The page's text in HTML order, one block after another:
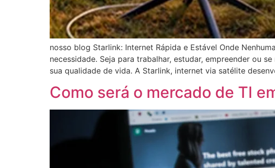
nosso blog Starlink: Internet Rápida e Estável Onde
necessidade. Seja para trabalhar, estudar, empreender ou
sua qualidade de vida. A Starlink, internet via satélite
Como será o mercado de TI